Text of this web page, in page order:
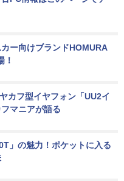
ー向けブランドHOMURA
！
カフ型イヤフォン「UU2イ
マニアが語る
」の魅力！ポケットに入る